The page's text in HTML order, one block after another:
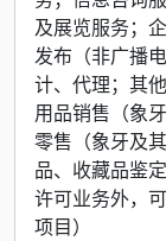
及展览服务；
发布（非广播
计、代理；其
用品销售（象
零售（象牙及
品、收藏品鉴
许可业务外，
项目）